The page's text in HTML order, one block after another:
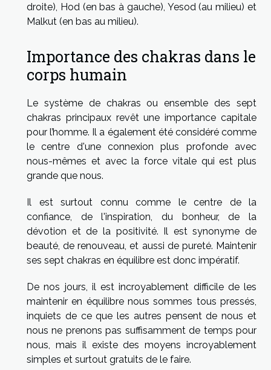
droite), Hod (en bas à gauche), Yesod (au milieu) et
Malkut (en bas au milieu).
Importance des chakras dans le
corps humain
Le système de chakras ou ensemble des sept
chakras principaux revêt une importance capitale
pour l’homme. Il a également été considéré comme
le centre d'une connexion plus profonde avec
nous-mêmes et avec la force vitale qui est plus
grande que nous.
Il est surtout connu comme le centre de la
confiance, de l'inspiration, du bonheur, de la
dévotion et de la positivité. Il est synonyme de
beauté, de renouveau, et aussi de pureté. Maintenir
ses sept chakras en équilibre est donc impératif.
De nos jours, il est incroyablement difficile de les
maintenir en équilibre nous sommes tous pressés,
inquiets de ce que les autres pensent de nous et
nous ne prenons pas suffisamment de temps pour
nous, mais il existe des moyens incroyablement
simples et surtout gratuits de le faire.